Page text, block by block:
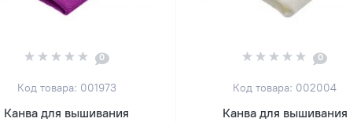
0
Код товара: 001973
Канва для вышивания
0
Код товара: 002004
Канва для вышивания